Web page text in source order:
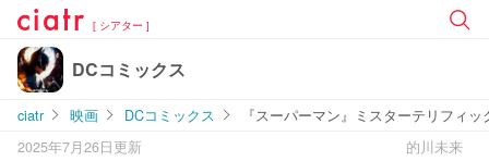
[ シアター ]
DCコミックス
ciatr 映画 DCコミックス
『スーパーマン』ミスターテリフィ
2025年7月26日更新
的川未来